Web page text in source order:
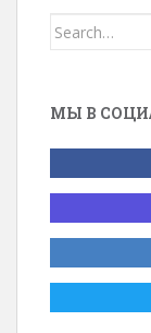
Search for:
МЫ В